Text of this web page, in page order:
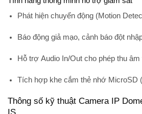
Phát hiện chuyển động (Motion
Báo động giả mạo, cảnh báo đột
Hỗ trợ Audio In/Outcho phép thu âm
Tích hợp khe cắm thẻ nhớ MicroSD
Thông số kỹ thuật Camera IP